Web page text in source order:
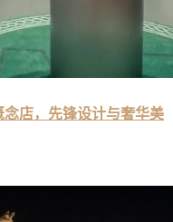
店，先锋设计与奢华美